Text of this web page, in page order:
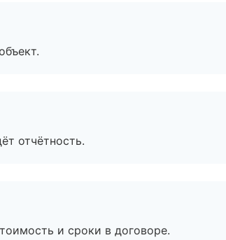
отчётность.
и сроки в договоре.